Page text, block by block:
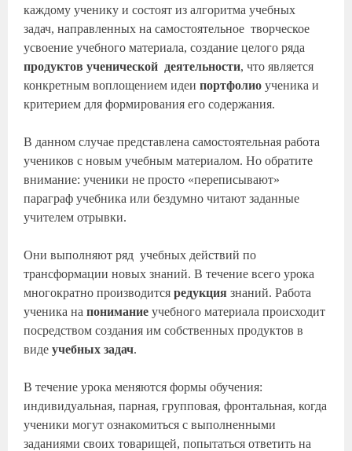
каждому ученику и состоят из алгоритма учебных
задач, направленных на самостоятельное творческое
усвоение учебного материала, создание целого ряда
продуктов ученической деятельности, что является
конкретным воплощением идеипортфолио ученика и
критерием для формирования его содержания.
В данном случае представлена самостоятельная работа
учеников с новым учебным материалом. Но обратите
внимание: ученики не просто «переписывают»
параграф учебника или бездумно читают заданные
учителем отрывки.
Они выполняют ряд учебных действий по
трансформации новых знаний. В течение всего урока
многократно производитсяредукция знаний. Работа
ученика напонимание учебного материала происходит
посредством создания им собственных продуктов в
видеучебных задач.
В течение урока меняются формы обучения:
индивидуальная, парная, групповая, фронтальная, когда
ученики могут ознакомиться с выполненными
заданиями своих товарищей, попытаться ответить на